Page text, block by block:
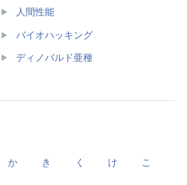
人間性能
バイオハッキング
ディノバルド亜種
か き く け こ